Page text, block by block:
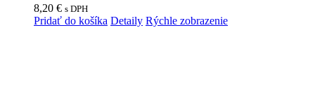
8,20 € s DPH
Pridať do košíka Detaily Rýchle zobrazenie